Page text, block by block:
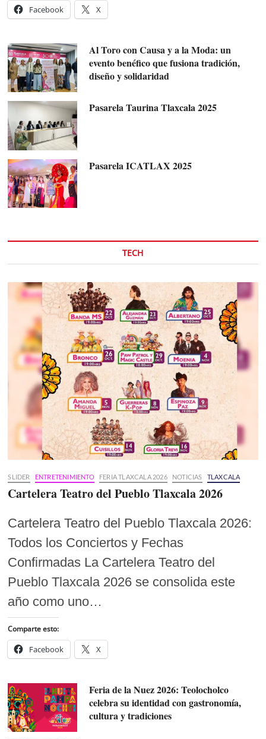
Facebook X
Al Toro con Causa y a la Moda: un
evento benéfico que fusiona tradición,
diseño y solidaridad
Pasarela Taurina Tlaxcala 2025
Pasarela ICATLAX 2025
TECH
SLIDER ENTRETENIMIENTO FERIA TLAXCALA 2026 NOTICIAS TLAXCALA
Cartelera Teatro del Pueblo Tlaxcala 2026
Cartelera Teatro del Pueblo Tlaxcala 2026:
Todos los Conciertos y Fechas
Confirmadas La Cartelera Teatro del
Pueblo Tlaxcala 2026 se consolida este
año como uno…
Comparte esto:
Facebook X
Feria de la Nuez 2026: Teolocholco
celebra su identidad con gastronomía,
cultura y tradiciones